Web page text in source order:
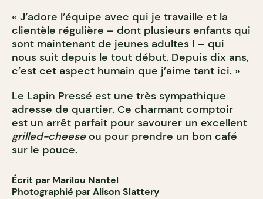
« J’adore l’équipe avec qui je travaille et la
clientèle régulière – dont plusieurs enfants qui
sont maintenant de jeunes adultes ! – qui
nous suit depuis le tout début. Depuis dix ans,
c’est cet aspect humain que j’aime tant ici. »
Le Lapin Pressé est une très sympathique
adresse de quartier. Ce charmant comptoir
est un arrêt parfait pour savourer un excellent
grilled-cheese ou pour prendre un bon café
sur le pouce.
Écrit par Marilou Nantel
Photographié par Alison Slattery